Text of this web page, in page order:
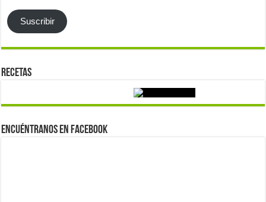
Suscribir
Recetas
Encuéntranos en Facebook